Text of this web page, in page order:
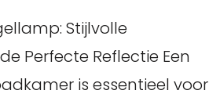
Stijlvolle
Perfecte Reflectie Een
is essentieel voor